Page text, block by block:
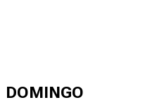
DOMINGO